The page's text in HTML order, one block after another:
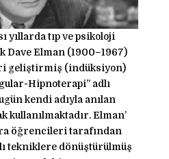
yıllarda tıp ve psikoloji
Dave Elman (1900–1967)
geliştirmiş (indüksiyon)
Hipnoterapi” adlı
kendi adıyla anılan
kullanılmaktadır. Elman’
öğrencileri tarafından
tekniklere dönüştürülmüş